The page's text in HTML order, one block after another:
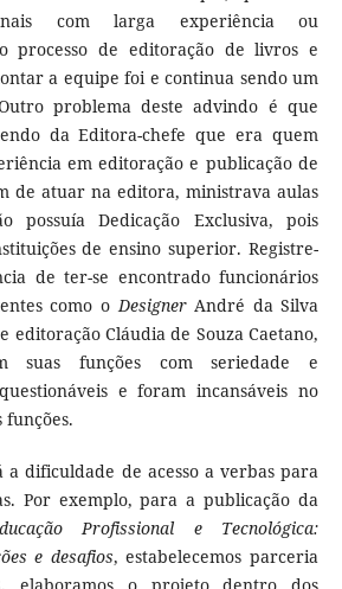
com larga experiência ou
processo de editoração de livros e
a equipe foi e continua sendo um
problema deste advindo é que
da Editora-chefe que era quem
em editoração e publicação de
de atuar na editora, ministrava aulas
possuía Dedicação Exclusiva, pois
de ensino superior. Registre-
de ter-se encontrado funcionários
como oDesignerAndré da Silva
editoração Cláudia de Souza Caetano,
suas funções com seriedade e
e foram incansáveis no
funções.
a dificuldade de acesso a verbas para
Por exemplo, para a publicação da
Profissional e Tecnológica:
e desafios, estabelecemos parceria